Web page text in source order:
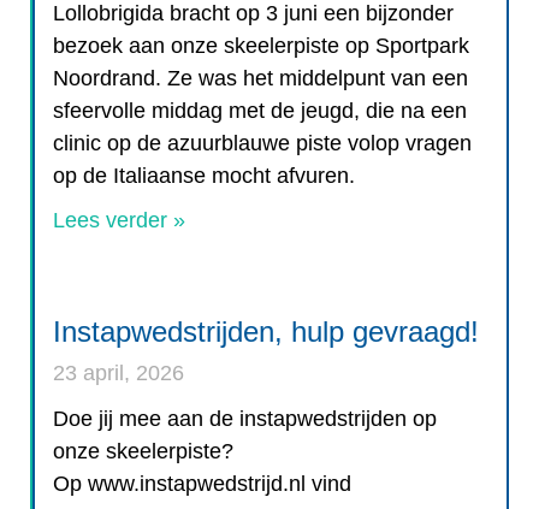
Lollobrigida bracht op 3 juni een bijzonder
bezoek aan onze skeelerpiste op Sportpark
Noordrand. Ze was het middelpunt van een
sfeervolle middag met de jeugd, die na een
clinic op de azuurblauwe piste volop vragen
op de Italiaanse mocht afvuren.
Lees verder »
Instapwedstrijden, hulp gevraagd!
23 april, 2026
Doe jij mee aan de instapwedstrijden op
onze skeelerpiste?
Op www.instapwedstrijd.nl vind